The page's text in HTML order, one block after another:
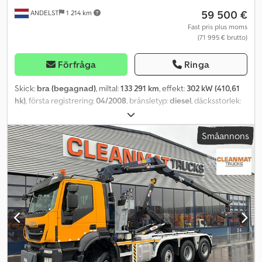
ersätter inte detaljerad individuell rådgivning vid köpbeslut.
Endast bestämmelserna i köpekontraktet är avgörande.
Ändringar, fel, skrivfel och mellanförsäljning förbehålls. Endast våra
talar franska - ?? ????? ?? ????? - Vi talar polska - Vi talar spanska -
Vi talar portugisiska - Vi talar italienska
ANDELST 1 214 km 59 500 €
Fast pris plus moms
(71 995 € brutto)
Förfråga Ringa
Skick: bra (begagnad), miltal:133 291 km, effekt: 302 kW (410,61
hk), första registrering:04/2008, bränsletyp:diesel, däcksstorlek:
, hjulbas:
förarhytt:dagskåp, växeltyp:mekanisk, emissionsklass:Euro 5,
fjädring:stål, antal säten:3, total längd:8 000 mm
, total bredd:
2 550 mm, total höjd: 3 800 mm, tillåten axelbelastning (axel 1):
8 000 kg, tillåten axellast (axel 2):10 000 kg, tillåten axellast (axel
3):10 000 kg, Tillverkningsår:2008, Utrustning:ABS, elektrisk
fönsterhiss, farthållare, kran, luftkonditionering, = Ytterligare
alternativ och utrustning = - Dragkrok 40 mm - AP-axlar -
Bladfjädring fram och bak - Blinkande ljus - Kamera med monitor -
Fjärrkontroll - Radio/CD-spelare - Backkamera - Solskyddsflik -
Kraftuttag (PTO) - Centralsmörjning = Kommentarer = Credjzq A
Ivspfx Agmef - Palfinger 36-tons lastkran (typ: PK 36002) - 5x
Småannons